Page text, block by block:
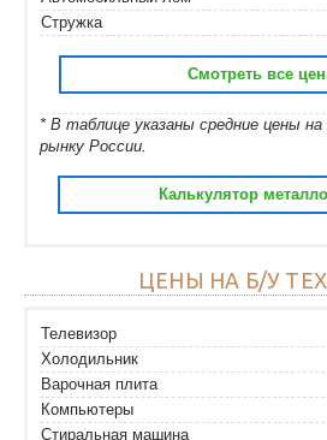
Стружка
Смотреть все
* В таблице указаны средние цены
рынку России.
Калькулятор
ЦЕНЫ НА Б/У
Телевизор
Холодильник
Варочная плита
Компьютеры
Стиральная машина